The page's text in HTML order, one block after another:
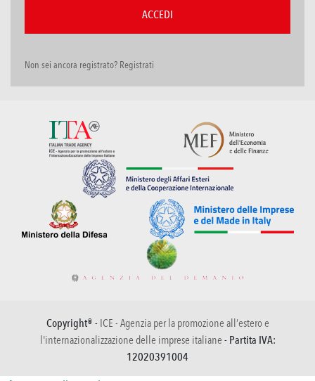
Non sei ancora registrato? Registrati
Copyright® - ICE - Agenzia per la promozione all’estero e
l'internazionalizzazione delle imprese italiane - Partita IVA:
12020391004